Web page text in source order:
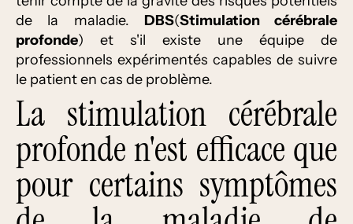
de la maladie. DBS(Stimulation cérébrale
profonde) et s'il existe une équipe de
professionnels expérimentés capables de suivre
le patient en cas de problème.
La stimulation cérébrale
profonde n'est efficace que
pour certains symptômes